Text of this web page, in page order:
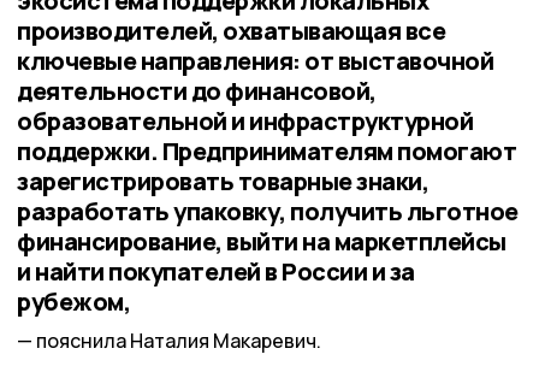
производителей, охватывающая все
ключевые направления: от выставочной
деятельности до финансовой,
образовательной и инфраструктурной
поддержки. Предпринимателям помогают
зарегистрировать товарные знаки,
разработать упаковку, получить льготное
финансирование, выйти на маркетплейсы
и найти покупателей в России и за
рубежом,
пояснила Наталия Макаревич.